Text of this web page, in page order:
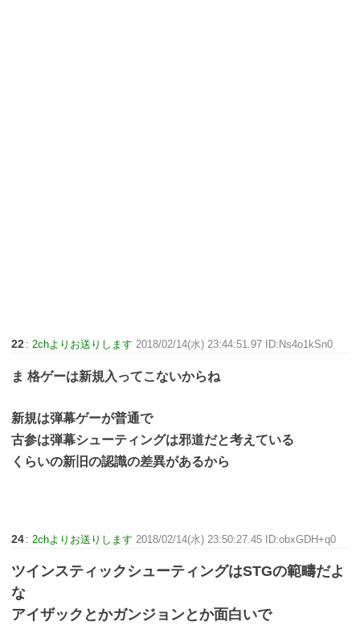
22 : 2chよりお送りします 2018/02/14(水) 23:44:51.97 ID:Ns4o1kSn0
ま 格ゲーは新規入ってこないからね
新規は弾幕ゲーが普通で
古参は弾幕シューティングは邪道だと考えている
くらいの新旧の認識の差異があるから
24 :2chよりお送りします 2018/02/14(水) 23:50:27.45 ID:obxGDH+q0
ツインスティックシューティングはSTGの範疇だよ
な
アイザックとかガンジョンとか面白いで